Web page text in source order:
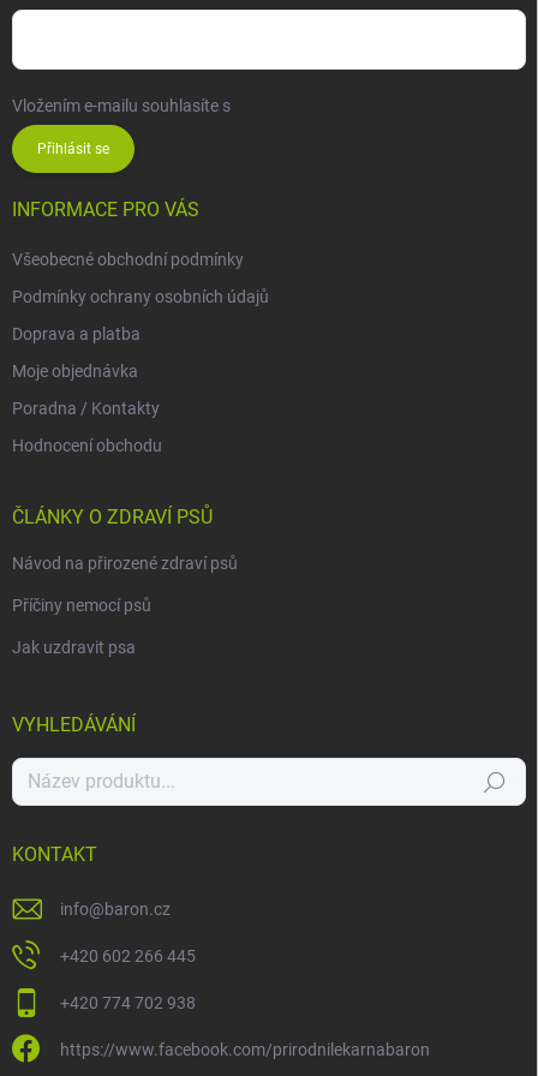
Vložením e-mailu souhlasíte s
Přihlásit se
INFORMACE PRO VÁS
Všeobecné obchodní podmínky
Podmínky ochrany osobních údajů
Doprava a platba
Moje objednávka
Poradna / Kontakty
Hodnocení obchodu
ČLÁNKY O ZDRAVÍ PSŮ
Návod na přirozené zdraví psů
Příčiny nemocí psů
Jak uzdravit psa
VYHLEDÁVÁNÍ
Hledat
KONTAKT
info@baron.cz
+420 602 266 445
+420 774 702 938
https://www.facebook.com/prirodnilekarnabaron